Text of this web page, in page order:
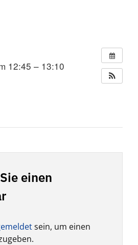
12:45 – 13:10
einen
sein, um einen